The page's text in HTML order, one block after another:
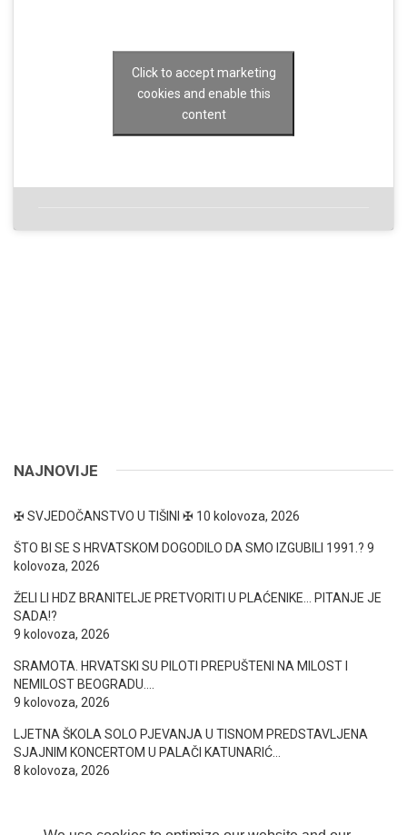
Click to accept marketing
cookies and enable this
content
NAJNOVIJE
✠ SVJEDOČANSTVO U TIŠINI ✠ 10 kolovoza, 2026
ŠTO BI SE S HRVATSKOM DOGODILO DA SMO IZGUBILI 1991.? 9
kolovoza, 2026
ŽELI LI HDZ BRANITELJE PRETVORITI U PLAĆENIKE… PITANJE JE
SADA!?
9 kolovoza, 2026
SRAMOTA. HRVATSKI SU PILOTI PREPUŠTENI NA MILOST I
NEMILOST BEOGRADU….
9 kolovoza, 2026
LJETNA ŠKOLA SOLO PJEVANJA U TISNOM PREDSTAVLJENA
SJAJNIM KONCERTOM U PALAČI KATUNARIĆ…
8 kolovoza, 2026